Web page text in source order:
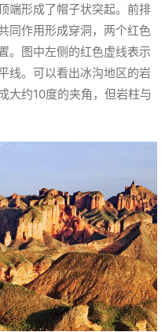
端形成了帽子状突起。前排
同作用形成穿洞，两个红色
。图中左侧的红色虚线表示
线。可以看出冰沟地区的岩
大约10度的夹角，但岩柱与